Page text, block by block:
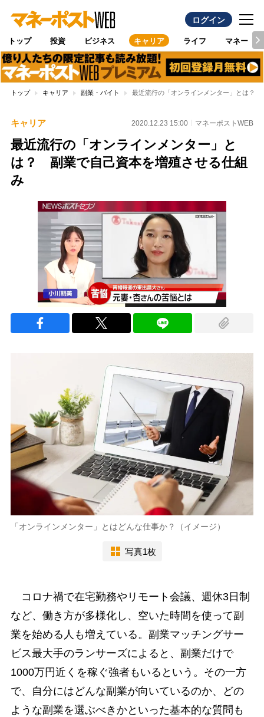
ログイン
トップ 投資 ビジネス キャリア ライフ マネー
トップ キャリア 副業・バイト 最近流行の「オンラインメンター」とは？
キャリア 2020.12.23 15:00 マネーポストWEB
最近流行の「オンラインメンター」と
は？ 副業で自己資本を増殖させる仕組
み
「オンラインメンター」とはどんな仕事か？（イメージ）
写真1枚
コロナ禍で在宅勤務やリモート会議、週休3日制
など、働き方が多様化し、空いた時間を使って副
業を始める人も増えている。副業マッチングサー
ビス最大手のランサーズによると、副業だけで
1000万円近くを稼ぐ強者もいるという。その一方
で、自分にはどんな副業が向いているのか、どの
ような副業を選ぶべきかといった基本的な質問も